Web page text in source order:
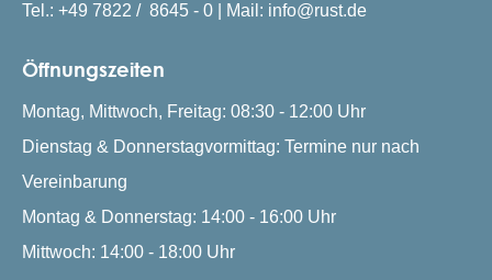
Tel.: +49 7822 / 8645 - 0 | Mail: info@rust.de
Öffnungszeiten
Montag, Mittwoch, Freitag: 08:30 - 12:00 Uhr
Dienstag & Donnerstagvormittag: Termine nur nach
Vereinbarung
Montag & Donnerstag: 14:00 - 16:00 Uhr
Mittwoch: 14:00 - 18:00 Uhr